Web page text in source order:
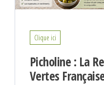
Clique ici
Picholine : La
Vertes